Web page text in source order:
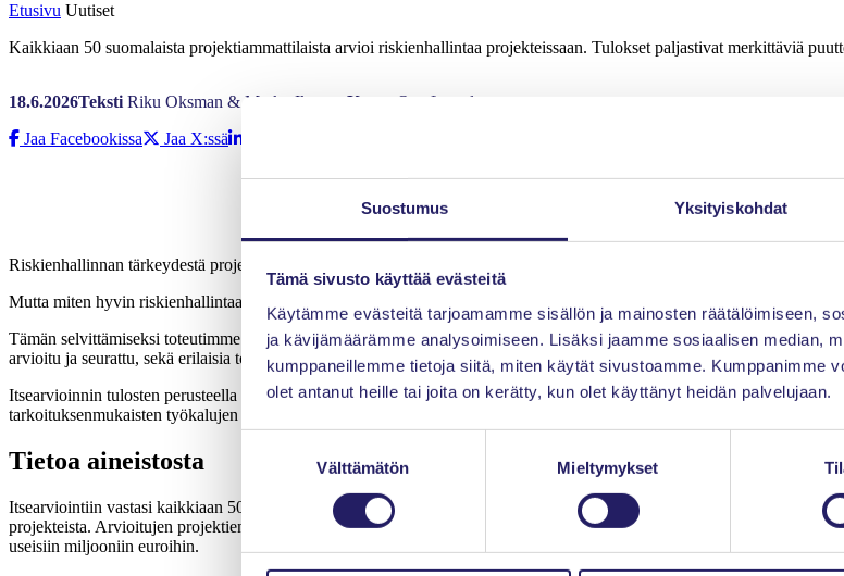
Suostumus Yksityiskohdat
Tämä sivusto käyttää evästeitä
Käytämme evästeitä tarjoamamme sisällön ja mainosten räätälöimiseen,
ja kävijämäärämme analysoimiseen. Lisäksi jaamme sosiaalisen median,
kumppaneillemme tietoja siitä, miten käytät sivustoamme. Kumppanimme
olet antanut heille tai joita on kerätty, kun olet käyttänyt heidän palvelujaan.
Välttämätön Mieltymykset
Etusivu Uutiset
Kaikkiaan 50 suomalaista projektiammattilaista arvioi riskienhallintaa projekteissaan. Tulokset paljastivat merkittäviä
18.6.2026Teksti Riku Oksman & Marko Ikonen Kuvat
Opa Latvala
Jaa Facebookissa
Jaa X:ssä
Riskienhallinnan tärkeydestä projekteissa puhutaan paljon. On myös totta, että toimivalla riskienhallinnalla voidaan
Mutta miten hyvin riskienhallintaa projekteissa oikeasti tehdään? Mitkä ovat tällä hetkellä riskienhallinnan isoimmat
Tämän selvittämiseksi toteutimme syksyllä 2025 eri alojen projektiammattilaisille suunnatun itsearviointikyselyn.
arvioitu ja seurattu, sekä erilaisia toimenpiteitä määritelty ja toteutettu. Lisäksi he arvioivat, miten hyvin käytössä olevat
Itsearvioinnin tulosten perusteella riskienhallintaa ei vieläkään hyödynnetä riittävästi projektien onnistumisen
tarkoituksenmukaisten työkalujen ja toimintamallien käytössä.
Tietoa aineistosta
Itsearviointiin vastasi kaikkiaan 50 projektiammattilaista. Valtaosa tehdyistä arvioinneista koski ICT-projekteja sekä
projekteista. Arvioitujen projektien tyypillinen kesto vaihteli lyhyistä alle puolen vuoden kokonaisuuksista monivuotisiin
useisiin miljooniin euroihin.